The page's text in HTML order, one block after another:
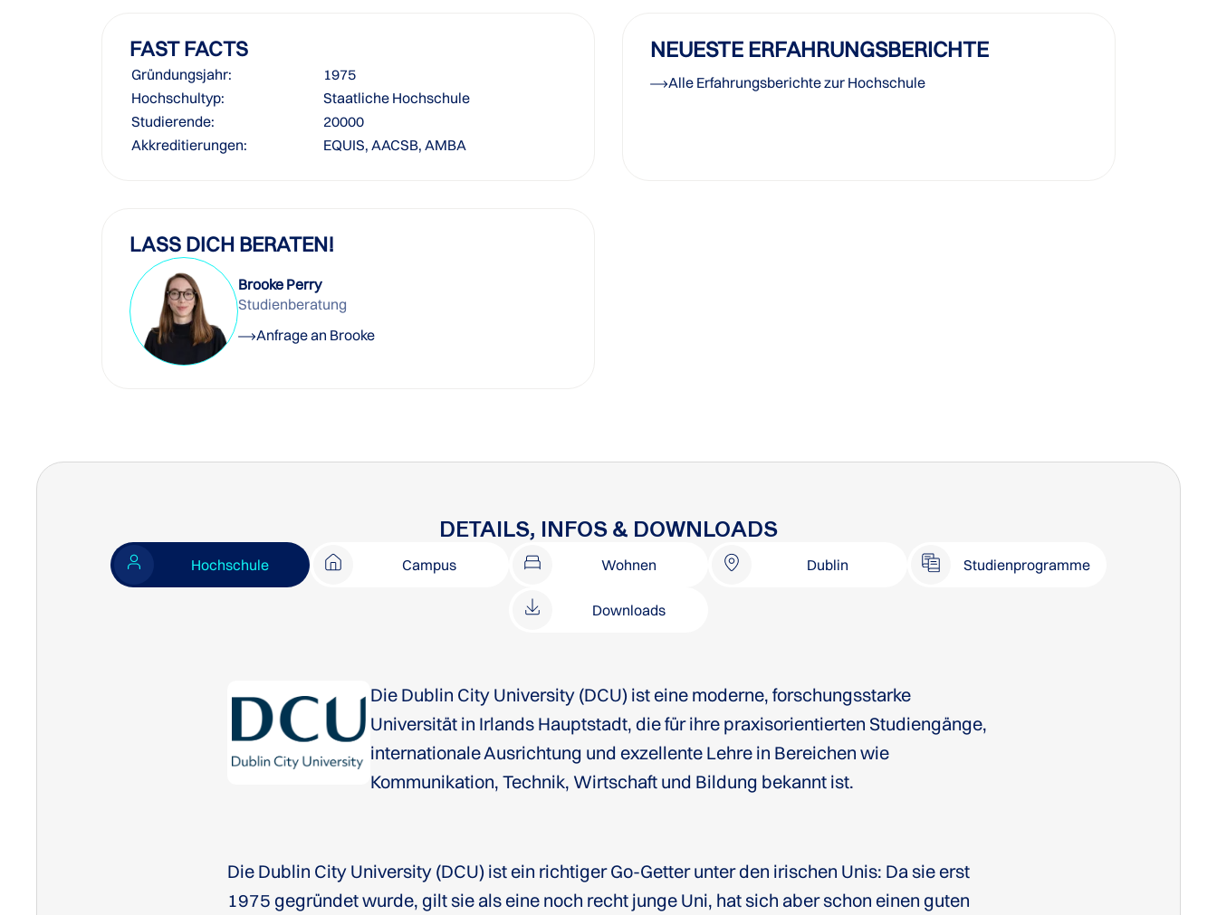
FAST FACTS
Gründungsjahr:
1975
Hochschultyp:
Staatliche Hochschule
Studierende:
20000
Akkreditierungen:
EQUIS, AACSB, AMBA
NEUESTE ERFAHRUNGSBERICHTE
Alle Erfahrungsberichte zur Hochschule
LASS DICH BERATEN!
Brooke Perry
Studienberatung
Anfrage an Brooke
DETAILS, INFOS & DOWNLOADS
Hochschule Campus Wohnen Dublin Studienprogramme
Downloads
Die Dublin City University (DCU) ist eine moderne, forschungsstarke
Universität in Irlands Hauptstadt, die für ihre praxisorientierten Studiengänge,
internationale Ausrichtung und exzellente Lehre in Bereichen wie
Kommunikation, Technik, Wirtschaft und Bildung bekannt ist.
Die Dublin City University (DCU) ist ein richtiger Go-Getter unter den irischen Unis: Da sie erst
1975 gegründet wurde, gilt sie als eine noch recht junge Uni, hat sich aber schon einen guten